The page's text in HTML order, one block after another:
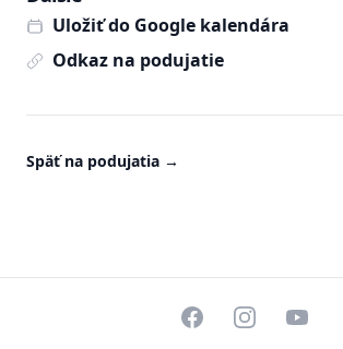
Uložiť do Google kalendára
Odkaz na podujatie
Späť na podujatia →
FacebookInstagramYouTube